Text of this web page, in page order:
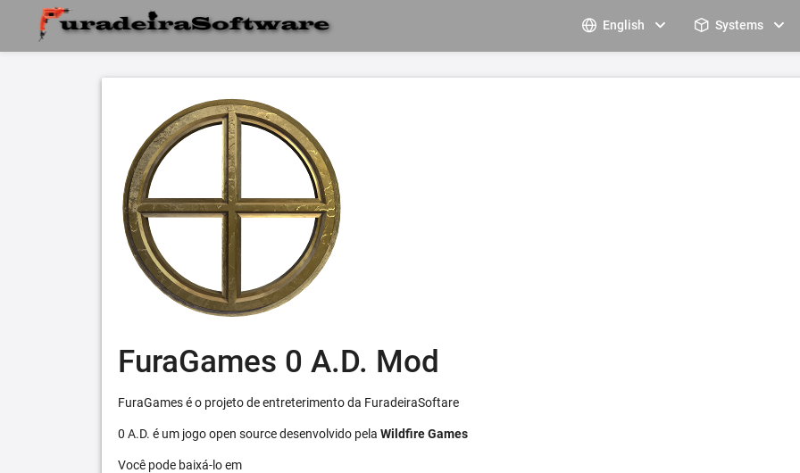
English Systems
FuraGames 0 A.D. Mod
FuraGames é o projeto de entreterimento da FuradeiraSoftare
0 A.D. é um jogo open source desenvolvido pela Wildfire Games
Você pode baixá-lo em